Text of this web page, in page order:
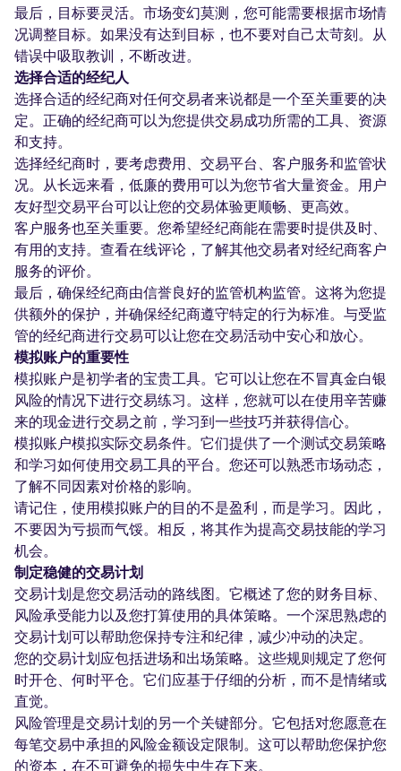
最后，目标要灵活。市场变幻莫测，您可能需要根据市场情
况调整目标。如果没有达到目标，也不要对自己太苛刻。从
错误中吸取教训，不断改进。
选择合适的经纪人
选择合适的经纪商对任何交易者来说都是一个至关重要的决
定。正确的经纪商可以为您提供交易成功所需的工具、资源
和支持。
选择经纪商时，要考虑费用、交易平台、客户服务和监管状
况。从长远来看，低廉的费用可以为您节省大量资金。用户
友好型交易平台可以让您的交易体验更顺畅、更高效。
客户服务也至关重要。您希望经纪商能在需要时提供及时、
有用的支持。查看在线评论，了解其他交易者对经纪商客户
服务的评价。
最后，确保经纪商由信誉良好的监管机构监管。这将为您提
供额外的保护，并确保经纪商遵守特定的行为标准。与受监
管的经纪商进行交易可以让您在交易活动中安心和放心。
模拟账户的重要性
模拟账户是初学者的宝贵工具。它可以让您在不冒真金白银
风险的情况下进行交易练习。这样，您就可以在使用辛苦赚
来的现金进行交易之前，学习到一些技巧并获得信心。
模拟账户模拟实际交易条件。它们提供了一个测试交易策略
和学习如何使用交易工具的平台。您还可以熟悉市场动态，
了解不同因素对价格的影响。
请记住，使用模拟账户的目的不是盈利，而是学习。因此，
不要因为亏损而气馁。相反，将其作为提高交易技能的学习
机会。
制定稳健的交易计划
交易计划是您交易活动的路线图。它概述了您的财务目标、
风险承受能力以及您打算使用的具体策略。一个深思熟虑的
交易计划可以帮助您保持专注和纪律，减少冲动的决定。
您的交易计划应包括进场和出场策略。这些规则规定了您何
时开仓、何时平仓。它们应基于仔细的分析，而不是情绪或
直觉。
风险管理是交易计划的另一个关键部分。它包括对您愿意在
每笔交易中承担的风险金额设定限制。这可以帮助您保护您
的资本，在不可避免的损失中生存下来。